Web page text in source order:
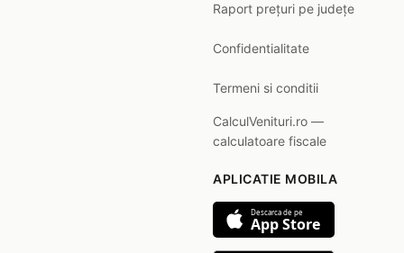
Raport prețuri pe județe
Confidentialitate
Termeni si conditii
CalculVenituri.ro —
calculatoare fiscale
APLICATIE MOBILA
Descarca de pe
App Store